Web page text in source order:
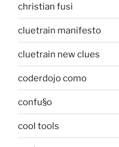
christian fusi
cluetrain manifesto
cluetrain new clues
coderdojo como
confu§o
cool tools